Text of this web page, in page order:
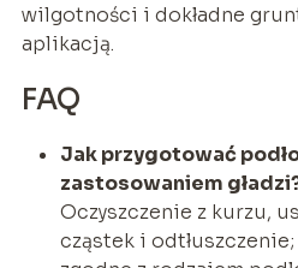
wilgotności i dokładne
aplikacją.
FAQ
Jak przygotować
zastosowaniem
Oczyszczenie z kurzu,
cząstek i